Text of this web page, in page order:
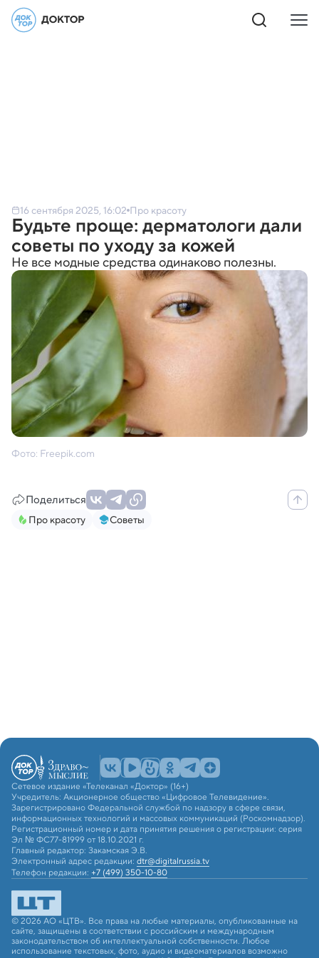
16 сентября 2025, 16:02 Про красоту
Будьте проще: дерматологи дали
советы по уходу за кожей
Не все модные средства одинаково полезны.
Фото: Freepik.com
Поделиться
Про красоту Советы
Сетевое издание «Телеканал «Доктор» (16+)
Учредитель: Акционерное общество «Цифровое Телевидение».
Зарегистрировано Федеральной службой по надзору в сфере связи,
информационных технологий и массовых коммуникаций (Роскомнадзор).
Регистрационный номер и дата принятия решения о регистрации: серия
Эл № ФС77-81999 от 18.10.2021 г.
Главный редактор: Закамская Э.В.
Электронный адрес редакции: dtr@digitalrussia.tv
Телефон редакции: +7 (499) 350-10-80
© 2026 АО «ЦТВ». Все права на любые материалы, опубликованные на
сайте, защищены в соответствии с российским и международным
законодательством об интеллектуальной собственности. Любое
использование текстовых, фото, аудио и видеоматериалов возможно